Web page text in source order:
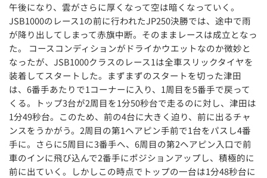
午後になり、雲がさらに厚くなって空は暗くなっていく。
JSB1000のレース1の前に行われたJP250決勝では、途中で雨
が降り出してしまって赤旗中断。そのままレースは成立となっ
た。 コースコンディションがドライかウエットなのか微妙と
なったが、JSB1000クラスのレース1は全車スリックタイヤを
装着してスタートした。まずまずのスタートを切った津田
は、6番手あたりで1コーナーに入り、1周目を5番手で戻って
くる。トップ3台が2周目を1分50秒台で走るのに対し、津田は
1分49秒台。このため、前の4台に大きく迫り、前に出るチャ
ンスをうかがう。2周目の第1ヘアピン手前で1台をパスし4番
手に。さらに5周目に3番手へ、6周目の第2ヘアピン入口で前
車のインに飛び込んで2番手にポジションアップし、積極的に
前に出ていく。しかしこの時点でトップの一台は1分48秒台に